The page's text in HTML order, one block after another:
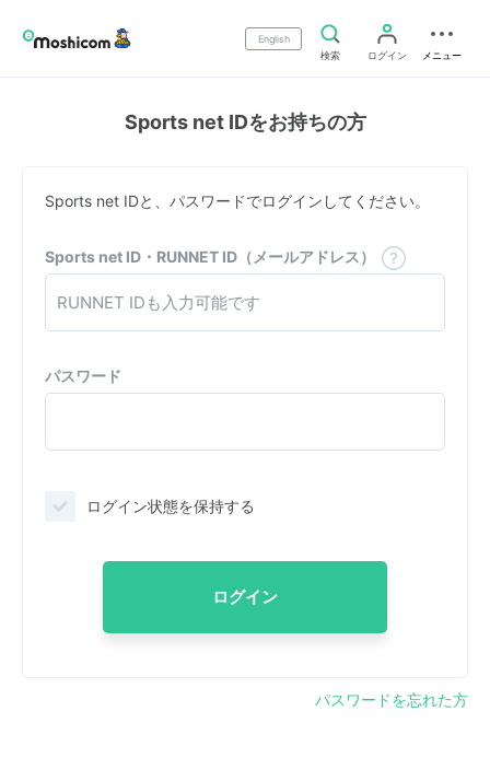
English
検索
ログイン メニュー
Sports net IDをお持ちの方
Sports net IDと、パスワードでログインしてください。
Sports net ID・RUNNET ID（メールアドレス）
パスワード
ログイン状態を保持する
ログイン
パスワードを忘れた方